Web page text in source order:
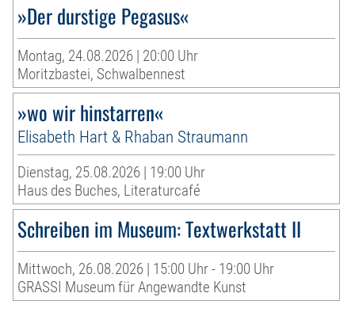
»Der durstige Pegasus«
Montag, 24.08.2026 | 20:00 Uhr
Moritzbastei, Schwalbennest
»wo wir hinstarren«
Elisabeth Hart & Rhaban Straumann
Dienstag, 25.08.2026 | 19:00 Uhr
Haus des Buches, Literaturcafé
Schreiben im Museum: Textwerkstatt II
Mittwoch, 26.08.2026 | 15:00 Uhr - 19:00 Uhr
GRASSI Museum für Angewandte Kunst